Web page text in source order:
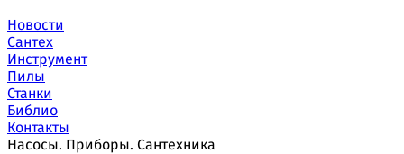
Новости
Сантех
Инструмент
Пилы
Станки
Библио
Контакты
Насосы. Приборы. Сантехника